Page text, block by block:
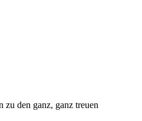
zu den ganz, ganz treuen